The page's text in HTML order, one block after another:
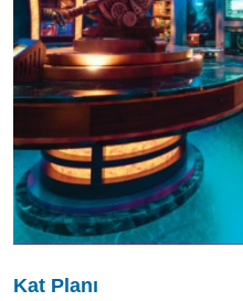
Kat Planı